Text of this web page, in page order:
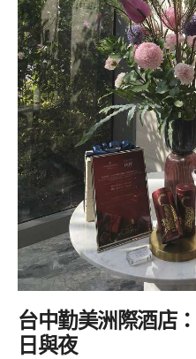
台中勤美洲際酒店：
日與夜